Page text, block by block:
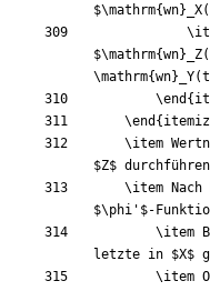
$\mathrm{wn} X(
$\mathrm{wn} Z(
\mathrm{wn} Y(t
\end {
\end {
\item
$Z$
\item
$\phi ' $-
\item
letzte in $X$
\item